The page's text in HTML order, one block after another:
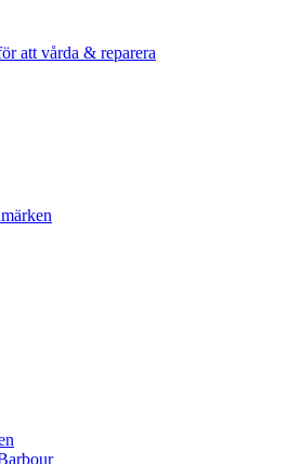
att vårda & reparera